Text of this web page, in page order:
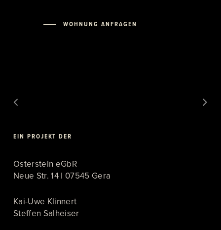
WOHNUNG ANFRAGEN
EIN PROJEKT DER
Osterstein eGbR
Neue Str. 14 | 07545 Gera
Kai-Uwe Klinnert
Steffen Salheiser